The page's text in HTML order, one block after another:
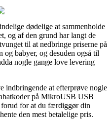
dødelige at sammenholde
og af den grund har langt de
til at nedbringe priserne på
og babyer, og desuden også til
nogle gange love levering
indbringende at efterprøve nogle
på MikroUSB USB
for at du færdiggør din
den mest betalelige pris.